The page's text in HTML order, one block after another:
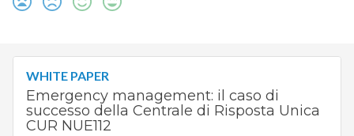
WHITE PAPER
Emergency management: il caso di
successo della Centrale di Risposta Unica
CUR NUE112